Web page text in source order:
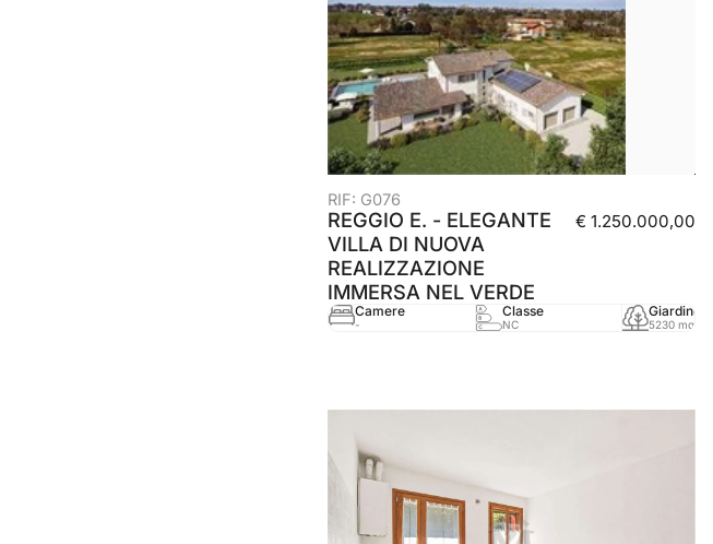
RIF: G076
REGGIO E. - ELEGANTE
VILLA DI NUOVA
REALIZZAZIONE
IMMERSA NEL VERDE
€ 1.250.000,00
Camere
-
Classe
NC
Giardino
5230 mq